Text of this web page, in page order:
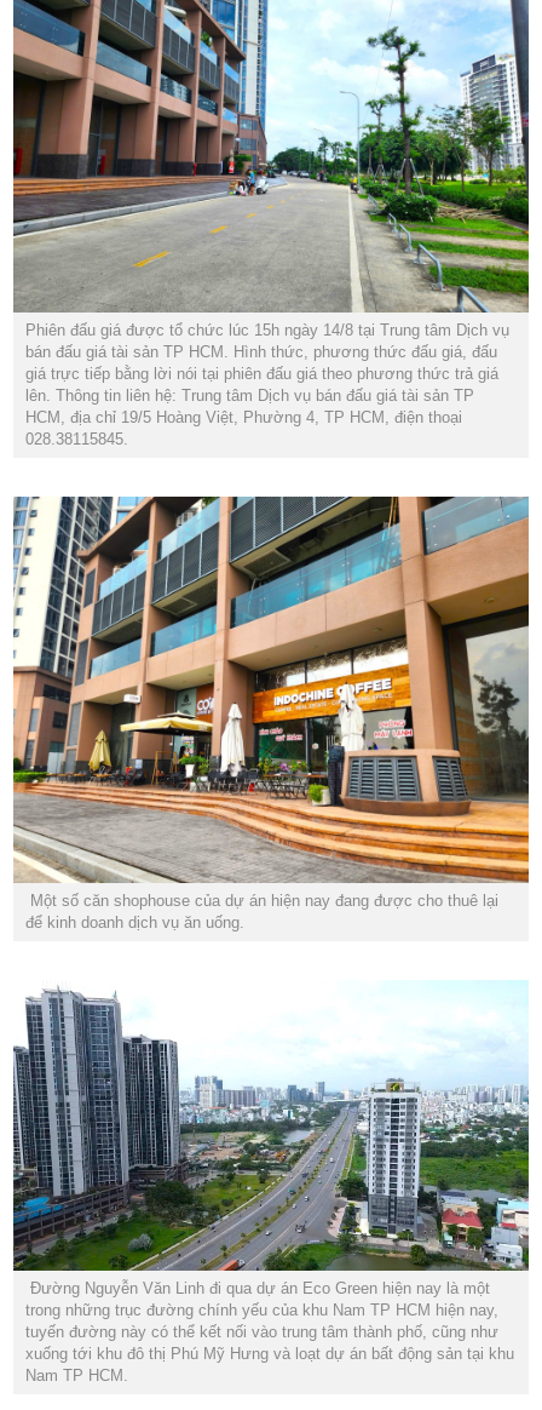
Phiên đấu giá được tổ chức lúc 15h ngày 14/8 tại Trung tâm Dịch vụ
bán đấu giá tài sản TP HCM. Hình thức, phương thức đấu giá, đấu
giá trực tiếp bằng lời nói tại phiên đấu giá theo phương thức trả giá
lên. Thông tin liên hệ: Trung tâm Dịch vụ bán đấu giá tài sản TP
HCM, địa chỉ 19/5 Hoàng Việt, Phường 4, TP HCM, điện thoại
028.38115845.
Một số căn shophouse của dự án hiện nay đang được cho thuê lại
để kinh doanh dịch vụ ăn uống.
Đường Nguyễn Văn Linh đi qua dự án Eco Green hiện nay là một
trong những trục đường chính yếu của khu Nam TP HCM hiện nay,
tuyến đường này có thể kết nối vào trung tâm thành phố, cũng như
xuống tới khu đô thị Phú Mỹ Hưng và loạt dự án bất động sản tại khu
Nam TP HCM.